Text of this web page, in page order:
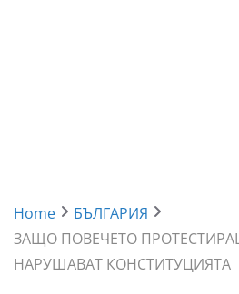
Home
БЪЛГАРИЯ
ЗАЩО ПОВЕЧЕТО
НАРУШАВАТ КОНСТИТУЦИЯТА